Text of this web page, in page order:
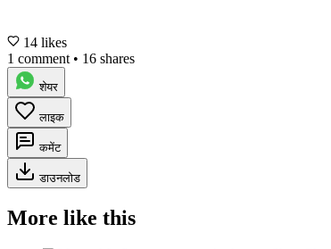
14 likes
1 comment • 16 shares
शेयर
लाइक
कमेंट
डाउनलोड
More like this